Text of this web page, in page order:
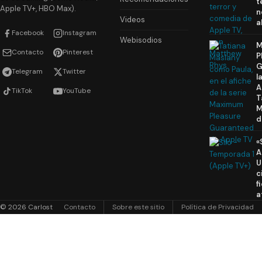
Apple TV+, HBO Max).
Facebook Instagram
Contacto Pinterest
Telegram Twitter
TikTok YouTube
Videos
Webisodios
© 2026 Carlost Contacto Sobre este sitio Política de Privacidad